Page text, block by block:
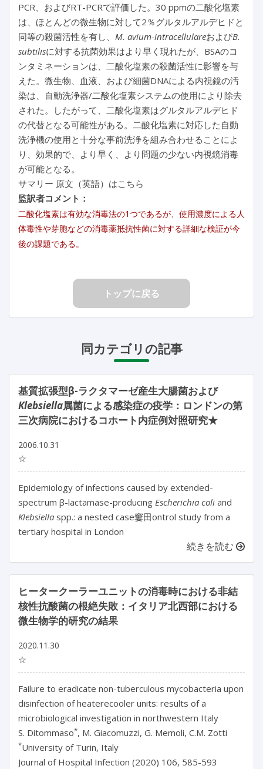
PCR、およびRT-PCRで評価した。30 ppmの二酸化塩素
は、ほとんどの微生物に対して2％グルタルアルデヒドと
同等の殺菌活性を有し、 M. avium-intracellulareおよびB.
subtilisに対する抗菌効果はより早く現れたが、BSAのコ
ンタミネーションは、二酸化塩素の殺菌活性に影響を与
えた。微生物、血液、および細菌DNAによる内視鏡の汚
染は、自動洗浄器/二酸化塩素システムの使用により除去
された。したがって、二酸化塩素はグルタルアルデヒド
の代替となる可能性がある。二酸化塩素に対応した自動
洗浄機の使用と十分な事前洗浄を組み合わせることによ
り、効果的で、より早く、より問題の少ない内視鏡消毒
が可能となる。
サマリー 原文（英語）はこちら
監訳者コメント：
二酸化塩素は有効な消毒法の1つであるが、使用濃度による人
体毒性や芽胞などの消毒薬抵抗性菌に対する詳細な検証が今
後の課題である。
トップに戻る
同カテゴリの記事
基質拡張型β-ラクタマーゼ産生大腸菌および
Klebsiella属菌による感染症の疫学：ロンドンの第
三次病院におけるコホート内症例対照研究★
2006.10.31
☆
Epidemiology of infections caused by extended-
spectrum β-lactamase-producing Escherichia coli and
Klebsiella spp.: a nested case窶田ontrol study from a
tertiary hospital in London
続きを読む
ヒータークーラーユニットの消毒時における非結
核性抗酸菌の根絶失敗：イタリア北西部における
微生物学的研究の結果
2020.11.30
☆
Failure to eradicate non-tuberculous mycobacteria upon
disinfection of heaterecooler units: results of a
microbiological investigation in northwestern Italy
S. Ditommaso*, M. Giacomuzzi, G. Memoli, C.M. Zotti
*University of Turin, Italy
Journal of Hospital Infection (2020) 106, 585-593